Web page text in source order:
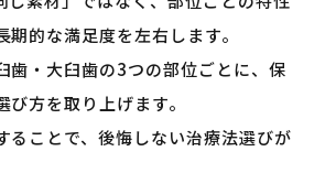
期的な満足度を左右します。
歯・大臼歯の3つの部位ごとに、保
方を取り上げます。
ることで、後悔しない治療法選びが